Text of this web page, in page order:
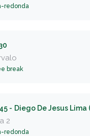
redonda
break
- Diego De Jesus
2
redonda